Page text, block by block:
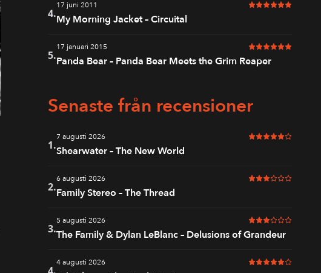
4.
17 juni 2011 6 av 6 i betyg
My Morning Jacket – Circuital
5.
17 januari 2015 6 av 6 i betyg
Panda Bear – Panda Bear Meets the Grim Reaper
Senaste från recensioner
1.
7 augusti 2026 5 av 6 i betyg
Shearwater – The New World
2.
6 augusti 2026 3 av 6 i betyg
Family Stereo – The Thread
3.
5 augusti 2026 3 av 6 i betyg
The Family & Dylan LeBlanc – Delusions of Grandeur
4 augusti 2026 5 av 6 i betyg